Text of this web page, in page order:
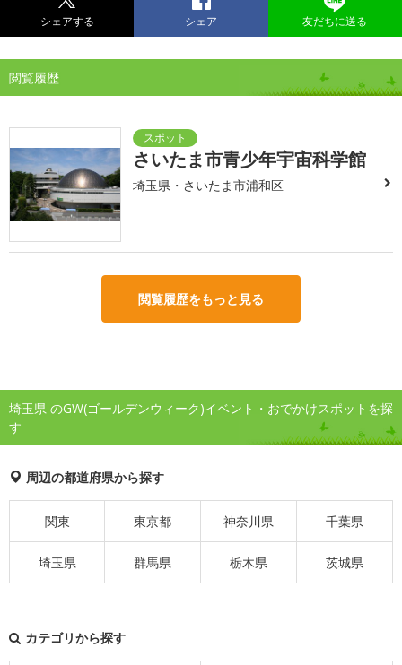
シェアする シェア 友だちに送る
閲覧履歴
さいたま市青少年宇宙科学館
埼玉県・さいたま市浦和区
閲覧履歴をもっと見る
埼玉県 のGW(ゴールデンウィーク)イベント・おでかけスポットを探
す
周辺の都道府県から探す
関東 東京都 神奈川県 千葉県
埼玉県 群馬県 栃木県 茨城県
カテゴリから探す